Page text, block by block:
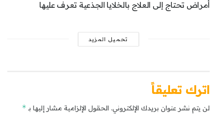
أمراض تحتاج إلى العلاج بالخلايا الجذعية تعرف عليها
تحميل المزيد
اترك تعليقاً
لن يتم نشر عنوان بريدك الإلكتروني. الحقول الإلزامية مشار إليها بـ *